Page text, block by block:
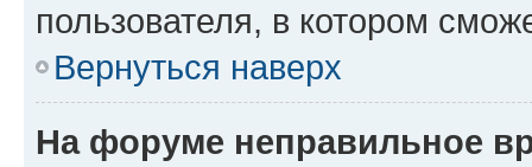
пользователя, в котором
Вернуться наверх
На форуме неправильное